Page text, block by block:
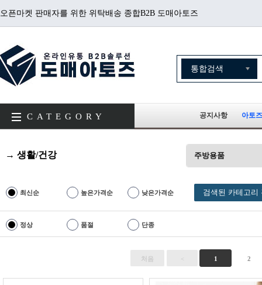
오픈마켓 판매자를 위한 위탁배송 종합B2B 도매아토즈
CATEGORY 공지사항 아토
→ 생활/건강 주방용품
최신순 높은가격순 낮은가격순 검색된 카테고리
정상 품절 단종
처음 < 1 2